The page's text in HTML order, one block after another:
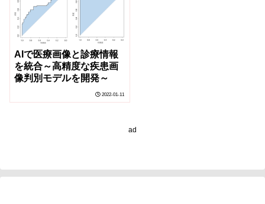
AIで医療画像と診療情報
を統合～高精度な疾患画
像判別モデルを開発～
2022-01-11
ad